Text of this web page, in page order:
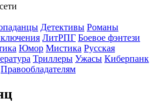
Детективы Романы
ЛитРПГ Боевое фэнтези
Юмор Мистика Русская
Триллеры Ужасы Киберпанк
Правообладателям